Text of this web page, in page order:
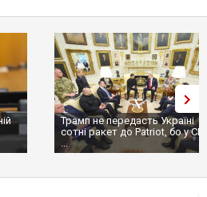
Трамп не передасть Україні
сотні ракет до Patriot, бо у
...